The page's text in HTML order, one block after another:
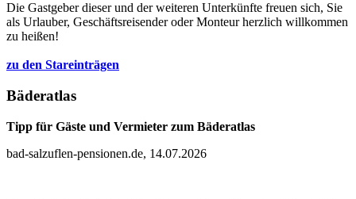
Die Gastgeber dieser und der weiteren Unterkünfte freuen sich, Sie
als Urlauber, Geschäftsreisender oder Monteur herzlich willkommen
zu heißen!
zu den Stareinträgen
Bäderatlas
Tipp für Gäste und Vermieter zum Bäderatlas
bad-salzuflen-pensionen.de, 14.07.2026